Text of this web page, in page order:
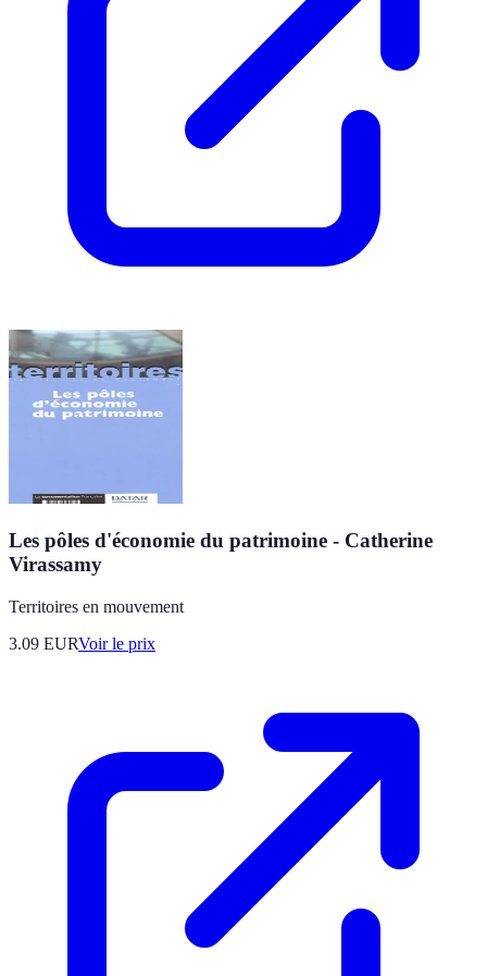
Les pôles d'économie du patrimoine - Catherine
Virassamy
Territoires en mouvement
3.09 EURVoir le prix